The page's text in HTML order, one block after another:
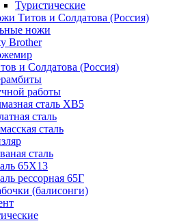
Туристические
Титов и Солдатова (Россия)
ножи
Brother
и Солдатова (Россия)
работы
сталь ХВ5
сталь
сталь
сталь
65Х13
рессорная 65Г
(балисонги)